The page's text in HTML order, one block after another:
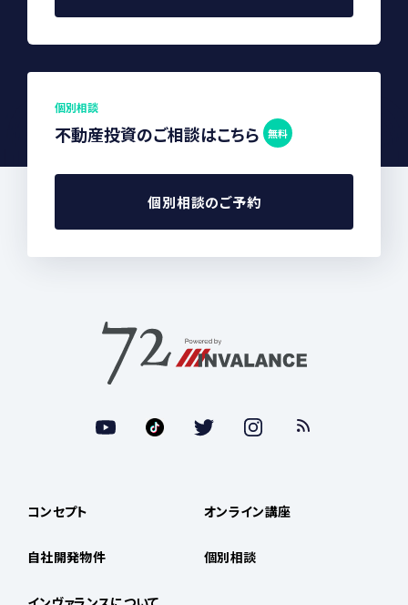
個別相談
不動産投資のご相談はこちら 無料
個別相談のご予約
コンセプト
自社開発物件
オンライン講座
個別相談